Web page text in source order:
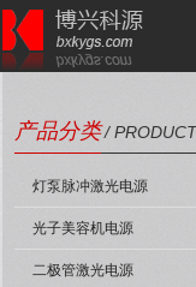
产品分类/ PRODUCT
灯泵脉冲激光电源
光子美容机电源
二极管激光电源